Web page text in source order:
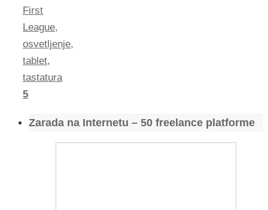
First
League,
osvetljenje,
tablet,
tastatura
5
Zarada na Internetu – 50 freelance platforme